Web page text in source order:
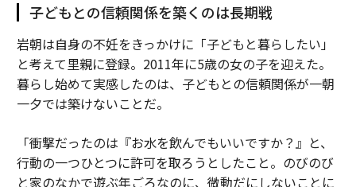
子どもとの信頼関係を築くのは長期戦
岩朝は自身の不妊をきっかけに「子どもと暮らしたい」
と考えて里親に登録。2011年に5歳の女の子を迎えた。
暮らし始めて実感したのは、子どもとの信頼関係が一朝
一夕では築けないことだ。
「衝撃だったのは『お水を飲んでもいいですか？』と、
行動の一つひとつに許可を取ろうとしたこと。のびのび
と家のなかで遊ぶ年ごろなのに、微動だにしないことに